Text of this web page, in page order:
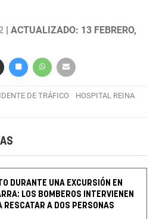
| ACTUALIZADO: 13 FEBRERO,
DE TRÁFICO
HOSPITAL REINA
DURANTE UNA EXCURSIÓN EN
LOS BOMBEROS INTERVIENEN
RESCATAR A DOS PERSONAS